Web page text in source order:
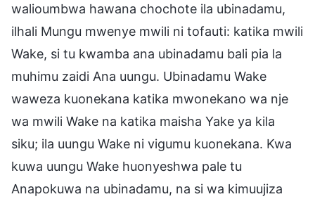
walioumbwa hawana chochote ila ubinadamu,
ilhali Mungu mwenye mwili ni tofauti: katika mwili
Wake, si tu kwamba ana ubinadamu bali pia la
muhimu zaidi Ana uungu. Ubinadamu Wake
waweza kuonekana katika mwonekano wa nje
wa mwili Wake na katika maisha Yake ya kila
siku; ila uungu Wake ni vigumu kuonekana. Kwa
kuwa uungu Wake huonyeshwa pale tu
Anapokuwa na ubinadamu, na si wa kimuujiza